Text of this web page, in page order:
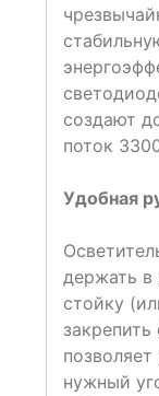
создают
поток
Удобная
держать в
стойку
позволяет
нужный